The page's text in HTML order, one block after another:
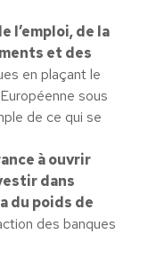
l’emploi, de la
et des
en plaçant le
sous
de ce qui se
à ouvrir
dans
du poids de
des banques